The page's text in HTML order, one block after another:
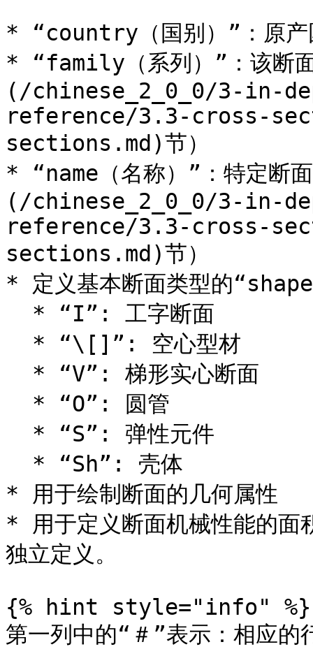
* “country（国别）”：原产
* “family（系列）”：该断
(/chinese_2_0_0/3-in-
reference/3.3-cross-
sections.md)节）
* “name（名称）”：特定
(/chinese_2_0_0/3-in-
reference/3.3-cross-
sections.md)节）
* 定义基本断面类型的
* 用于绘制断面的几何属性
* 用于定义断面机械性能的面
独立定义。
{% hint style="info" %}
第一列中的“＃”表示：相应的